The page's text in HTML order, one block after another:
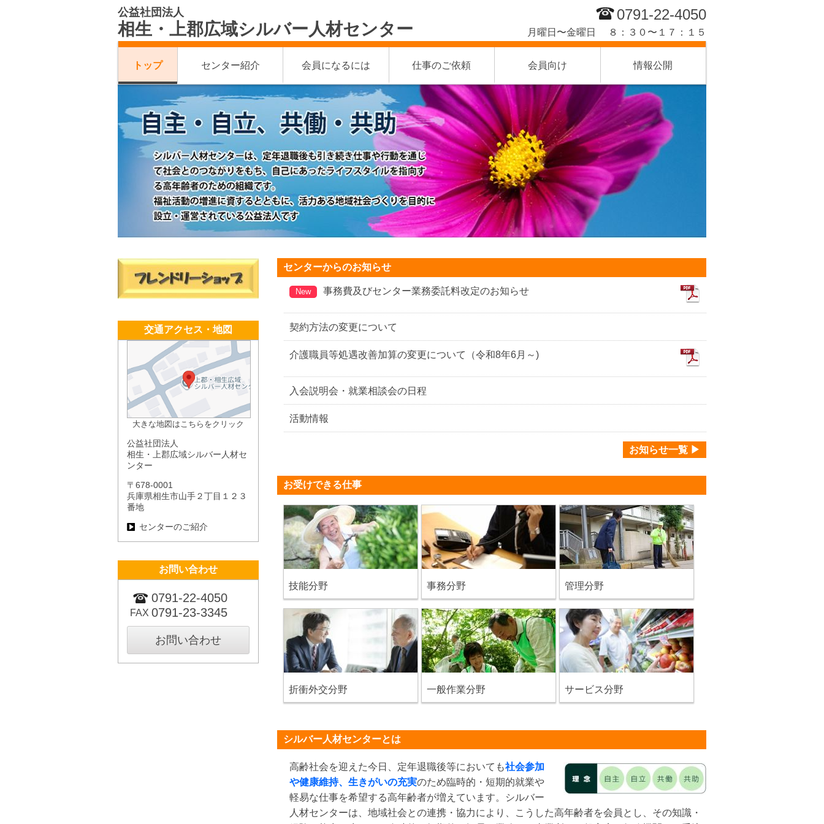
公益社団法人
相生・上郡広域シルバー人材センター
0791-22-4050
月曜日〜金曜日 ８：３０〜１７：１５
トップ センター紹介 会員になるには 仕事のご依頼 会員向け 情報公開
センターからのお知らせ
New 事務費及びセンター業務委託料改定のお知らせ
契約方法の変更について
介護職員等処遇改善加算の変更について（令和8年6月～)
入会説明会・就業相談会の日程
活動情報
お知らせ一覧 ▶
お受けできる仕事
技能分野 事務分野 管理分野
折衝外交分野 一般作業分野 サービス分野
シルバー人材センターとは
高齢社会を迎えた今日、定年退職後等においても社会参加
や健康維持、生きがいの充実のため臨時的・短期的就業や
軽易な仕事を希望する高年齢者が増えています。シルバー
人材センターは、地域社会との連携・協力により、こうした高年齢者を会員とし、その知識・
交通アクセス・地図
大きな地図はこちらをクリック
公益社団法人
相生・上郡広域シルバー人材セ
ンター
〒678-0001
兵庫県相生市山手２丁目１２３
番地
センターのご紹介
お問い合わせ
0791-22-4050
FAX 0791-23-3345
お問い合わせ